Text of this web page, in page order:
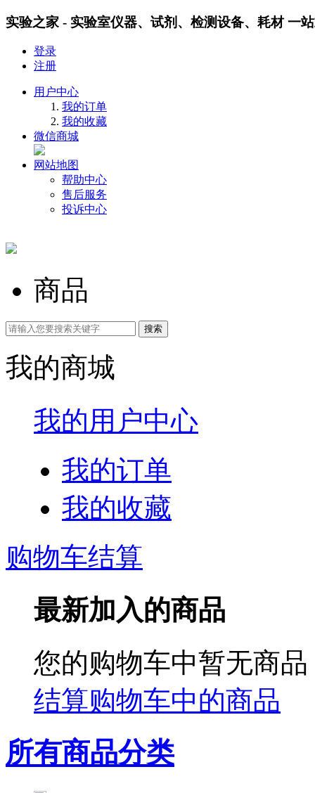
实验之家 - 实验室仪器、试剂、检测设备、耗材 一
登录
注册
用户中心
我的订单
我的收藏
微信商城
网站地图
帮助中心
售后服务
投诉中心
商品
我的商城
我的用户中心
我的订单
我的收藏
购物车结算
最新加入的商品
您的购物车中暂无商
结算购物车中的商品
所有商品分类